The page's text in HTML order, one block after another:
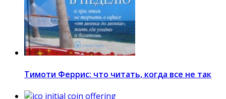
Тимоти Феррис: что читать, когда все не так